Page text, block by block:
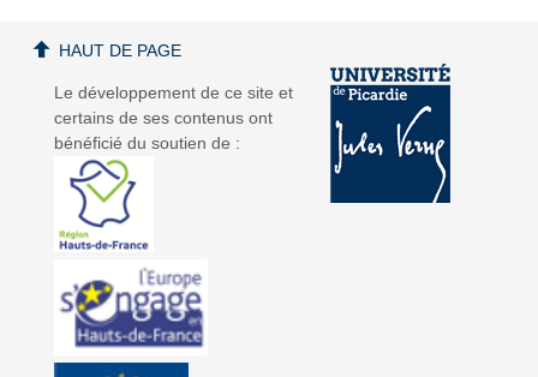
Le développement de ce site et
certains de ses contenus ont
bénéficié du soutien de :
HAUT DE PAGE